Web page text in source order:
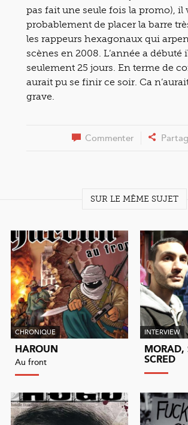
pas fait une seule fois la promo), il
probablement de placer la barre
les rappeurs hexagonaux qui
scènes en 2008. L’année a débuté
seulement 25 jours. En terme de
aurait pu se finir ce soir. Ca
grave.
Commenter
SUR LE MÊME SUJET
CHRONIQUE
HAROUN
Au front
INTERVIEW
MORAD,
SCRED